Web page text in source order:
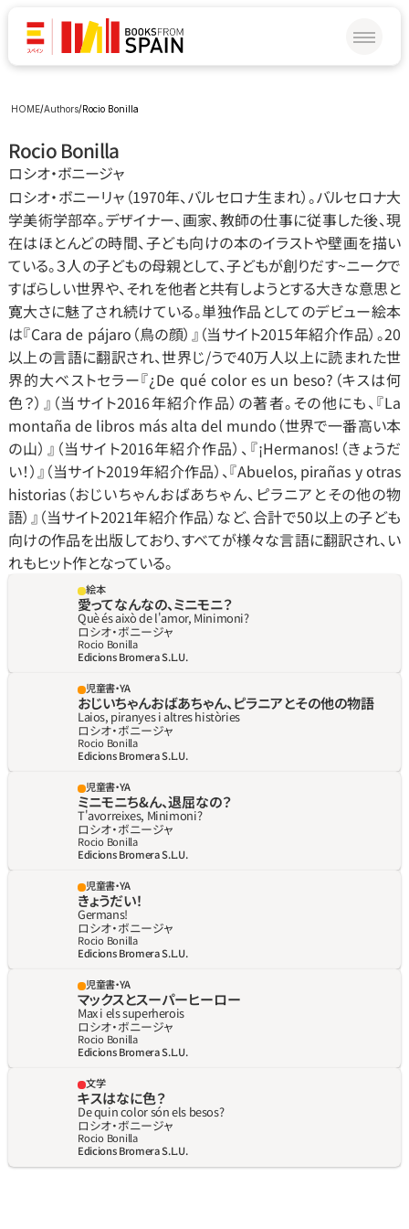
HOME/Authors/Rocio Bonilla
Rocio Bonilla
ロシオ‧ボニージャ
ロシオ‧ボニーリャ（1970年、バルセロナ生まれ）。バルセロナ大
学美術学部卒。デザイナー、画家、教師の仕事に従事した後、現
在はほとんどの時間、子ども向けの本のイラストや壁画を描い
ている。３人の子どもの母親として、子どもが創りだす~ニークで
すばらしい世界や、それを他者と共有しようとする大きな意思と
寛大さに魅了され続けている。単独作品としてのデビュー絵本
は『Cara de pájaro（鳥の顔）』（当サイト2015年紹介作品）。20
以上の言語に翻訳され、世界じ/うで40万人以上に読まれた世
界的大ベストセラー『¿De qué color es un beso?（キスは何
色？）』（当サイト2016年紹介作品）の著者。その他にも、『La
montaña de libros más alta del mundo（世界で一番高い本
の山）』（当サイト2016年紹介作品）、『¡Hermanos!（きょうだ
い！）』（当サイト2019年紹介作品）、『Abuelos, pirañas y otras
historias（おじいちゃんおばあちゃん、ピラニアとその他の物
語）』（当サイト2021年紹介作品）など、合計で50以上の子ども
向けの作品を出版しており、すべてが様々な言語に翻訳され、い
れもヒット作となっている。
絵本
愛ってなんなの、ミニモニ？
Què és això de l'amor, Minimoni?
ロシオ‧ボニージャ
Rocio Bonilla
Edicions Bromera S.L.U.
児童書・YA
おじいちゃんおばあちゃん、ピラニアとその他の物語
Laios, piranyes i altres històries
ロシオ‧ボニージャ
Rocio Bonilla
Edicions Bromera S.L.U.
児童書・YA
ミニモニち&ん、退屈なの？
T'avorreixes, Minimoni?
ロシオ‧ボニージャ
Rocio Bonilla
Edicions Bromera S.L.U.
児童書・YA
きょうだい！
Germans!
ロシオ‧ボニージャ
Rocio Bonilla
Edicions Bromera S.L.U.
児童書・YA
マックスとスーパーヒーロー
Max i els superherois
ロシオ‧ボニージャ
Rocio Bonilla
Edicions Bromera S.L.U.
文学
キスはなに色？
De quin color són els besos?
ロシオ‧ボニージャ
Rocio Bonilla
Edicions Bromera S.L.U.